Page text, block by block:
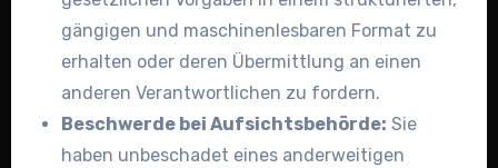
gängigen und maschinenlesbaren Format zu
erhalten oder deren Übermittlung an einen
anderen Verantwortlichen zu fordern.
Beschwerde bei Aufsichtsbehörde: Sie
haben unbeschadet eines anderweitigen